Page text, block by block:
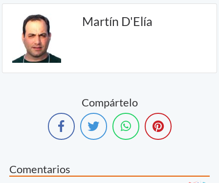
Martín D'Elía
Compártelo
Comentarios